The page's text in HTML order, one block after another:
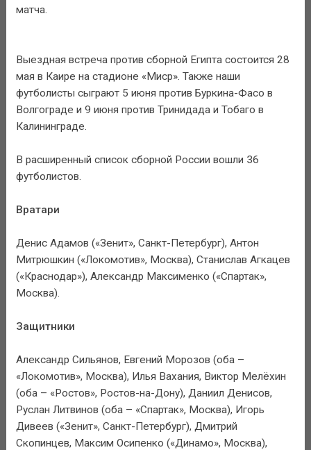
матча.
Выездная встреча против сборной Египта состоится 28
мая в Каире на стадионе «Миср». Также наши
футболисты сыграют 5 июня против Буркина-Фасо в
Волгограде и 9 июня против Тринидада и Тобаго в
Калининграде.
В расширенный список сборной России вошли 36
футболистов.
Вратари
Денис Адамов («Зенит», Санкт-Петербург), Антон
Митрюшкин («Локомотив», Москва), Станислав Агкацев
(«Краснодар»), Александр Максименко («Спартак»,
Москва).
Защитники
Александр Сильянов, Евгений Морозов (оба –
«Локомотив», Москва), Илья Вахания, Виктор Мелёхин
(оба – «Ростов», Ростов-на-Дону), Даниил Денисов,
Руслан Литвинов (оба – «Спартак», Москва), Игорь
Дивеев («Зенит», Санкт-Петербург), Дмитрий
Скопинцев, Максим Осипенко («Динамо», Москва),